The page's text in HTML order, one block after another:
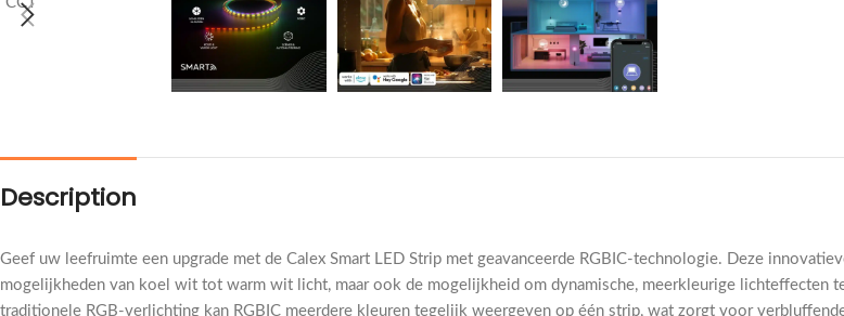
Description
Geef uw leefruimte een upgrade met de Calex Smart LED Strip met geavanceerde RGBIC-technologie. Deze
mogelijkheden van koel wit tot warm wit licht, maar ook de mogelijkheid om dynamische, meerkleurige
traditionele RGB-verlichting kan RGBIC meerdere kleuren tegelijk weergeven op één strip, wat zorgt voor